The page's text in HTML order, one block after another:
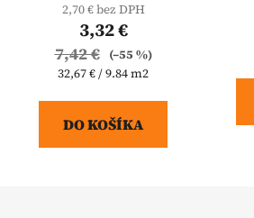
2,70 € bez DPH
3,32 €
7,42 €
(–55 %)
Jednotková
32,67 € / 9.84 m2
DO KOŠÍKA